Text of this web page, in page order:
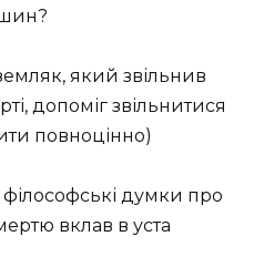
який звільнив
допоміг звільнитися
повноцінно)
філософські думки про
вклав в уста